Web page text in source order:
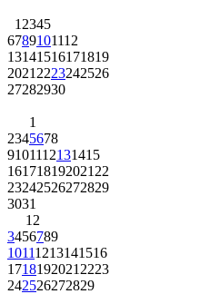
1 2345
6789101112
13141516171819
2021 2223242526
27282930
1
2345678
9101112131415
161718192021 22
23242526272829
3031
1 2
3456789
10111213141516
1718192021 2223
242526272829